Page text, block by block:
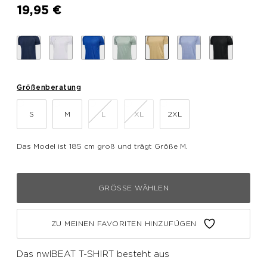
19,95 €
Größenberatung
S M L XL 2XL
Das Model ist 185 cm groß und trägt Größe M.
GRÖSSE WÄHLEN
ZU MEINEN FAVORITEN HINZUFÜGEN
Das nwlBEAT T-SHIRT besteht aus